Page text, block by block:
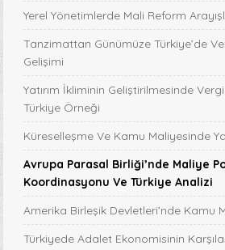
Yerel Yönetimlerde Mali Reform
Tanzimattan Günümüze Türkiye’de
Gelişimi
Yatırım İkliminin Geliştirilmesinde
Türkiye Örneği
Küreselleşme Ve Kamu Maliyesinde
Avrupa Parasal Birliği’nde Maliye
Koordinasyonu Ve Türkiye Analizi
Amerika Birleşik Devletleri’nde Kamu
Türkiyede Adalet Ekonomisinin